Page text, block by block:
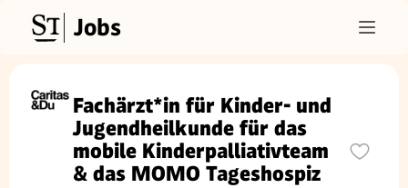
Jobs
Fachärzt*in für Kinder- und
Jugendheilkunde für das
mobile Kinderpalliativteam
& das MOMO Tageshospiz